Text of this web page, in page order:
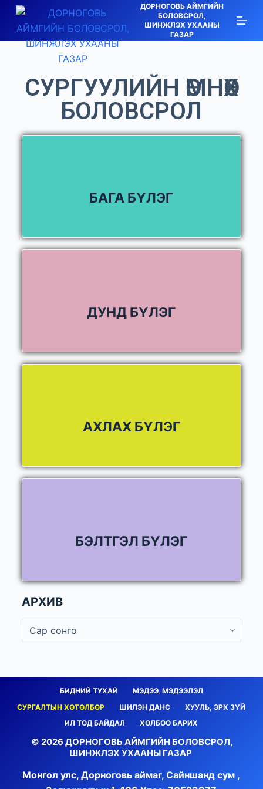
S
k
i
ДОРНОГОВЬ АЙМГИЙН
БОЛОВСРОЛ,
ШИНЖЛЭХ УХААНЫ
ГАЗАР
СУРГУУЛИЙН ӨМНӨХ
БОЛОВСРОЛ
БАГА БҮЛЭГ
ДУНД БҮЛЭГ
АХЛАХ БҮЛЭГ
БЭЛТГЭЛ БҮЛЭГ
АРХИВ
БИДНИЙ ТУХАЙ
МЭДЭЭ, МЭДЭЭЛЭЛ
СУРГАЛТЫН ХӨТӨЛБӨР
ШИЛЭН ДАНС
ХУУЛЬ, ЭРХ ЗҮЙ
ИЛ ТОД БАЙДАЛ
ХОЛБОО БАРИХ
© 2026 ДОРНОГОВЬ АЙМГИЙН БОЛОВСРОЛ,
ШИНЖЛЭХ УХААНЫ ГАЗАР
Монгол улс, Дорноговь аймаг, Сайншанд сум ,